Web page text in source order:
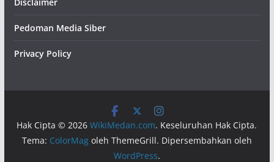
Pedoman Media Siber
Privacy Policy
Hak Cipta © 2026WikiMedan.com. Keseluruhan Hak Cipta.
Tema: ColorMagoleh ThemeGrill. Dipersembahkan oleh
WordPress.